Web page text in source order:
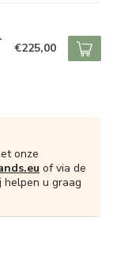
€225,00
onze
of via de
helpen u graag